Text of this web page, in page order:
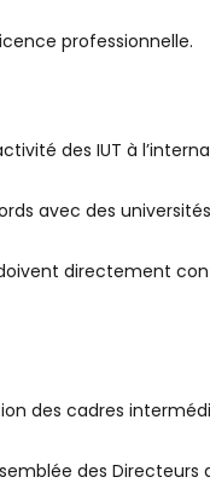
professionnelle.
des IUT à
avec des
directement
des cadres
des Directeurs